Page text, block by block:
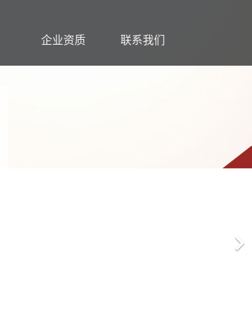
企业资质 联系我们